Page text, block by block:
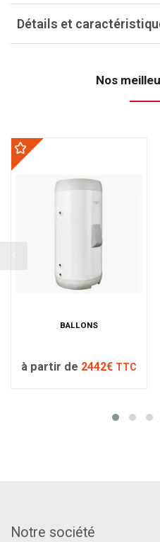
Détails et
Nos
BALLONS
à partir de 2442€ TTC
Notre société